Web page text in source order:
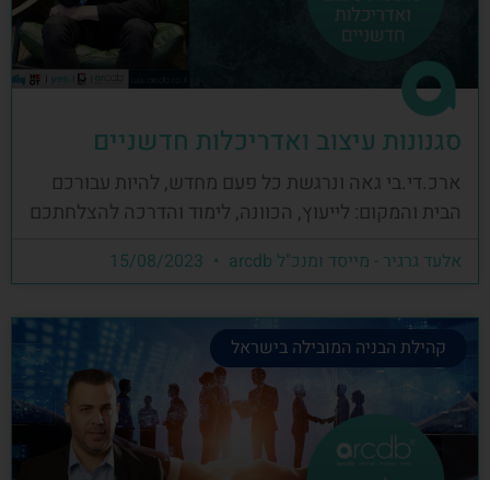
סגנונות עיצוב ואדריכלות חדשניים
ארכ.די.בי גאה ונרגשת כל פעם מחדש, להיות עבורכם
הבית והמקום: לייעוץ, הכוונה, לימוד והדרכה להצלחתכם
אלעד גרגיר - מייסד ומנכ"ל arcdb
קהילת הבניה המובילה בישראל